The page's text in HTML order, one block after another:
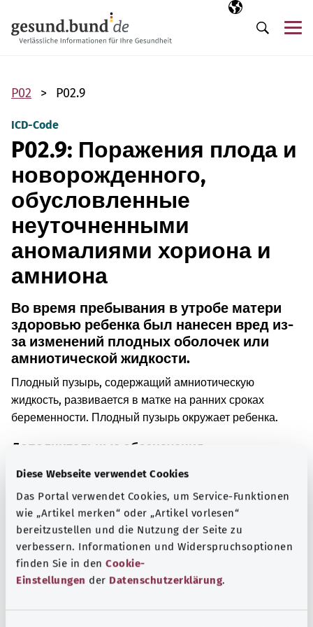
Diese Webseite verwendet Cookies
Das Portal verwendet Cookies, um Service-Funktionen
wie „Artikel merken“ oder „Artikel vorlesen“
bereitzustellen und die Nutzung der Seite zu
verbessern. Informationen und Widerspruchsoptionen
finden Sie in den Cookie-
Einstellungen der Datenschutzerklärung.
Выбранный
RU
Поиск
P02 P02.9
ICD-Code
P02.9: Поражения плода и
новорожденного,
обусловленные
неуточненными
аномалиями хориона и
амниона
Во время пребывания в утробе матери
здоровью ребенка был нанесен вред из-
за изменений плодных оболочек или
амниотической жидкости.
Плодный пузырь, содержащий амниотическую
жидкость, развивается в матке на ранних сроках
беременности. Плодный пузырь окружает ребенка.
Дополнительные обозначения
Указание
Источник
Предоставлено некоммерческой организацией Was
hab’ ich? GmbH по поручению Bundesministerium für